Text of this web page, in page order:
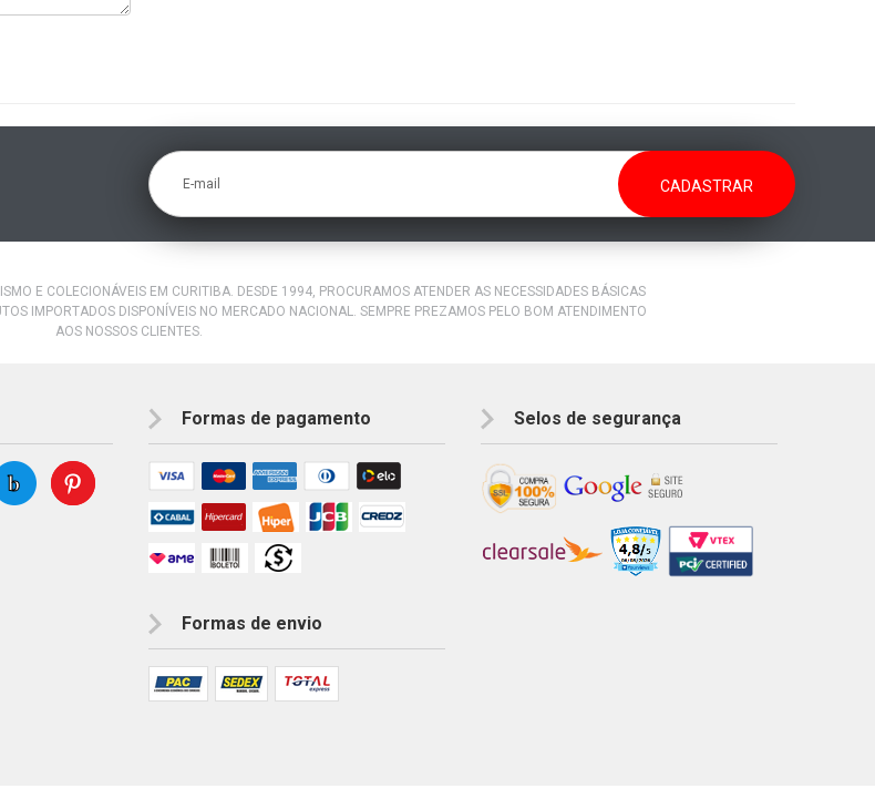
E-mail
E COLECIONÁVEIS EM CURITIBA. DESDE 1994, PROCURAMOS ATENDER AS NECESSIDADES BÁSICAS
IMPORTADOS DISPONÍVEIS NO MERCADO NACIONAL. SEMPRE PREZAMOS PELO BOM ATENDIMENTO
AOS NOSSOS CLIENTES.
Formas de pagamento
Formas de envio
Selos de segurança